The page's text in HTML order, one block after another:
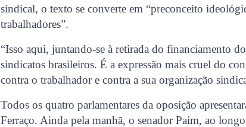
sindical, o texto se converte em “preconceito
trabalhadores”.
“Isso aqui, juntando-se à retirada do financiamento
sindicatos brasileiros. É a expressão mais cruel do
contra o trabalhador e contra a sua organização
Todos os quatro parlamentares da oposição
Ferraço. Ainda pela manhã, o senador Paim, ao